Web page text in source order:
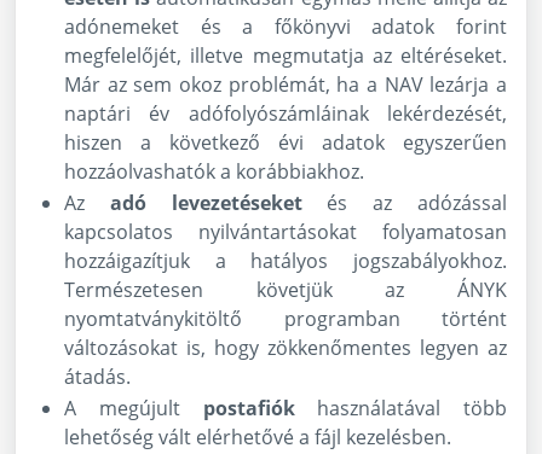
adónemeket és a főkönyvi adatok forint
megfelelőjét, illetve megmutatja az eltéréseket.
Már az sem okoz problémát, ha a NAV lezárja a
naptári év adófolyószámláinak lekérdezését,
hiszen a következő évi adatok egyszerűen
hozzáolvashatók a korábbiakhoz.
Az adó levezetéseketés az adózással
kapcsolatos nyilvántartásokat folyamatosan
hozzáigazítjuk a hatályos jogszabályokhoz.
Természetesen követjük az ÁNYK
nyomtatványkitöltő programban történt
változásokat is, hogy zökkenőmentes legyen az
átadás.
A megújult postafiókhasználatával több
lehetőség vált elérhetővé a fájl kezelésben.